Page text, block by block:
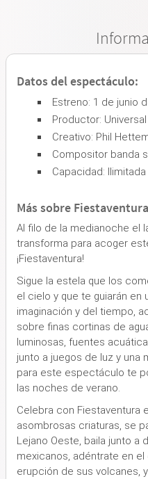
Datos del espectáculo:
Estreno: 1 de junio
Productor:
Creativo: Phil
Compositor banda
Capacidad: Ilimitada
Más sobre Fiestaventura
Al filo de la medianoche el
transforma para acoger
¡Fiestaventura!
Sigue la estela que los
el cielo y que te guiarán en
imaginación y del tiempo,
sobre finas cortinas de
luminosas, fuentes
junto a juegos de luz y
para este espectáculo te
las noches de verano.
Celebra con Fiestaventura
asombrosas criaturas, se
Lejano Oeste, baila junto a
mexicanos, adéntrate en
erupción de sus volcanes,